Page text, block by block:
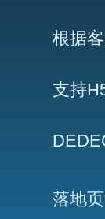
根据
支持
落地